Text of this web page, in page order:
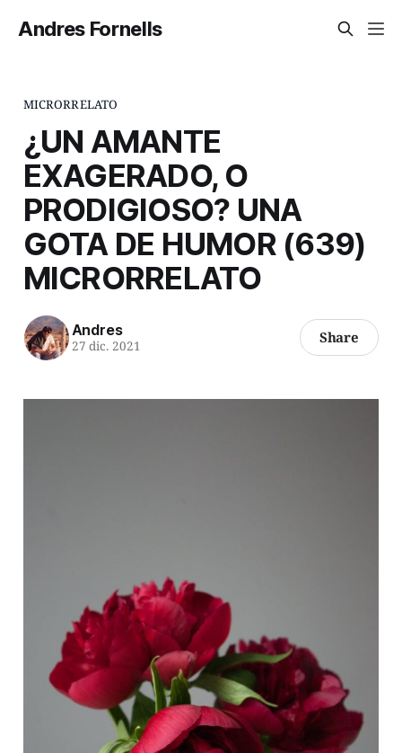
Andres Fornells
MICRORRELATO
¿UN AMANTE
EXAGERADO, O
PRODIGIOSO? UNA
GOTA DE HUMOR (639)
MICRORRELATO
Andres
27 dic. 2021 Share